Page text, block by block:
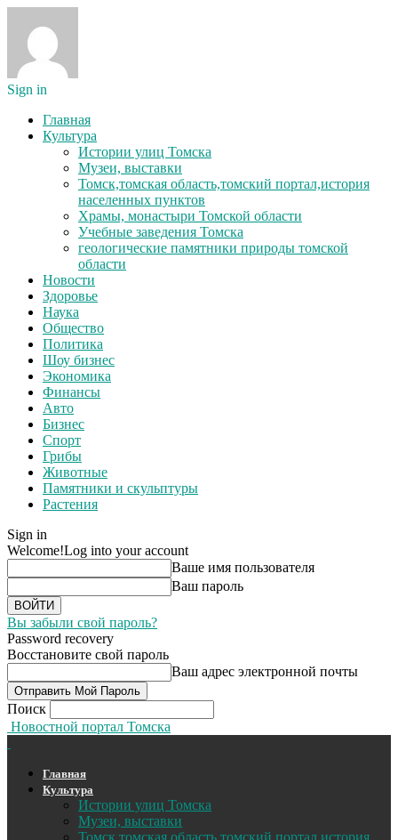
Sign in
Главная
Культура
Истории улиц Томска
Музеи, выставки
Томск,томская область,томский портал,история
населенных пунктов
Храмы, монастыри Томской области
Учебные заведения Томска
геологические памятники природы томской
области
Новости
Здоровье
Наука
Общество
Политика
Шоу бизнес
Экономика
Финансы
Авто
Бизнес
Спорт
Грибы
Животные
Памятники и скульптуры
Растения
Sign in
Welcome!Log into your account
Ваше имя пользователя
Ваш пароль
Вы забыли свой пароль?
Password recovery
Восстановите свой пароль
Ваш адрес электронной почты
Поиск
Новостной портал Томска
Главная
Культура
Истории улиц Томска
Музеи, выставки
Томск,томская область,томский портал,история